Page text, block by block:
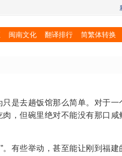
闽南文化 翻译排行 简繁体转换
是去趟饭馆那么简单。对于一
肉，但碗里绝对不能没有那口咸
有些举动，甚至能让刚到福建